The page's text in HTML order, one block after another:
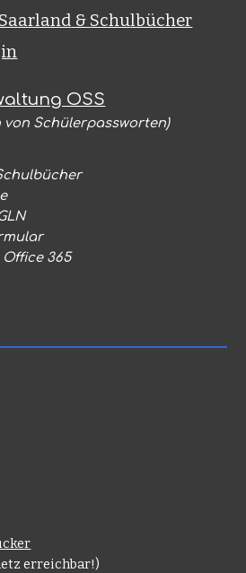
& Schulbücher
OSS
von Schülerpassworten)
365
erreichbar!)